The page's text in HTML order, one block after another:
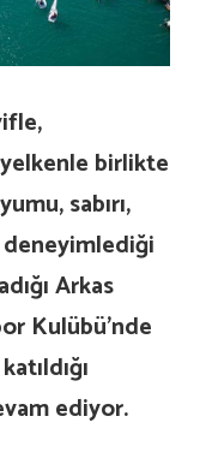
birlikte
sabırı,
deneyimlediği
Arkas
Kulübü’nde
ediyor.